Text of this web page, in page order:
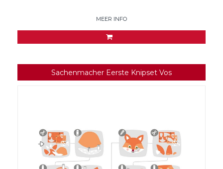
MEER INFO
Sachenmacher Eerste Knipset Vos